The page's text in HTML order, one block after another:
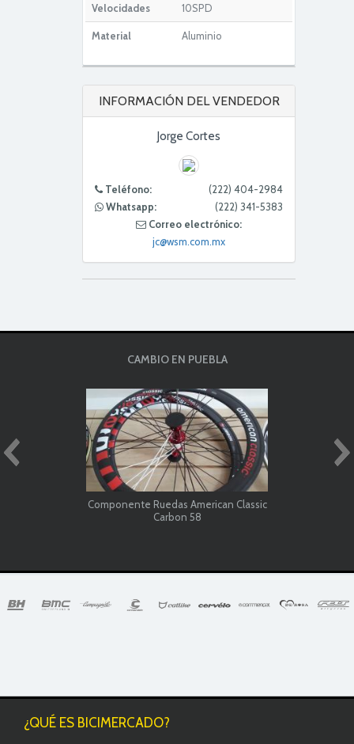
Velocidades 10SPD
Material Aluminio
INFORMACIÓN DEL VENDEDOR
Jorge Cortes
Teléfono:
(222) 404-2984
Whatsapp:
(222) 341-5383
Correo electrónico:
jc@wsm.com.mx
CAMBIO EN PUEBLA
Componente Ruedas American Classic
Carbon 58
¿QUÉ ES BICIMERCADO?